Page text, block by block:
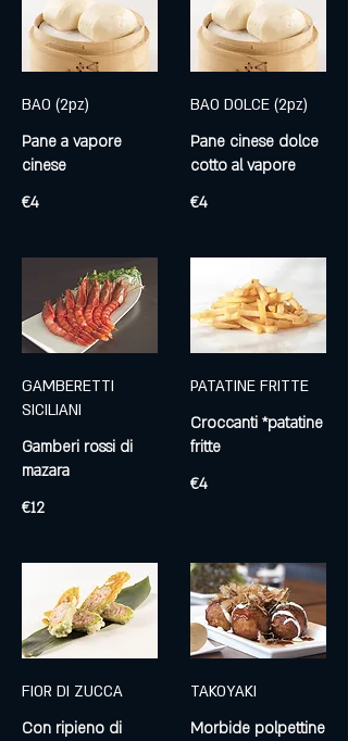
BAO (2pz)
Pane a vapore
cinese
€4
BAO DOLCE (2pz)
Pane cinese dolce
€4
GAMBERETTI
SICILIANI
Gamberi rossi di
mazara
€12
PATATINE FRITTE
Croccanti *patatine
fritte
€4
FIOR DI ZUCCA
Con ripieno di
TAKOYAKI
Morbide polpettine